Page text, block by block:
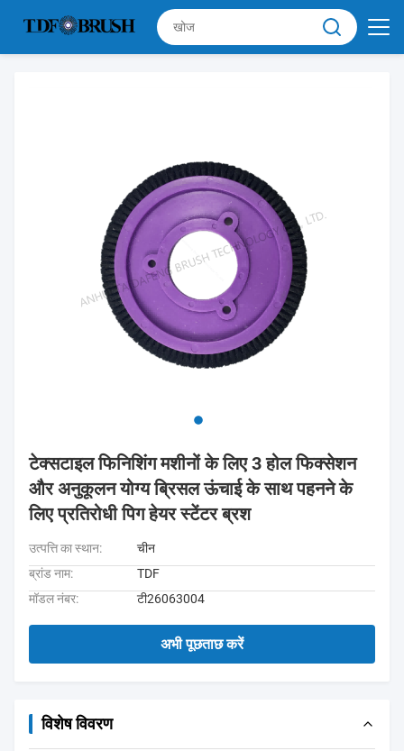
टेक्सटाइल फिनिशिंग मशीनों के लिए 3 होल फिक्सेशन
और अनुकूलन योग्य ब्रिसल ऊंचाई के साथ पहनने के
लिए प्रतिरोधी पिग हेयर स्टेंटर ब्रश
उत्पत्ति का स्थान:
चीन
ब्रांड नाम:
TDF
मॉडल नंबर:
टी26063004
अभी पूछताछ करें
विशेष विवरण